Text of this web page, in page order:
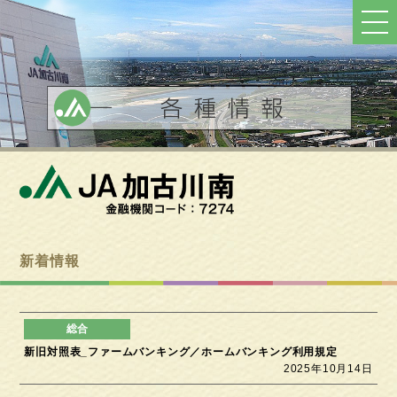
新着情報
新旧対照表_ファームバンキング／ホームバンキング利用規定
2025年10月14日